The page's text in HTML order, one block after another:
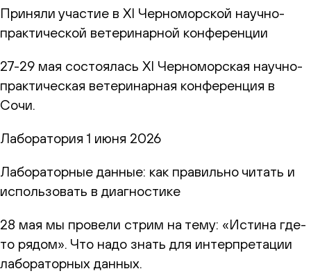
Приняли участие в XI Черноморской научно-
практической ветеринарной конференции
27-29 мая состоялась XI Черноморская научно-
практическая ветеринарная конференция в
Сочи.
Лаборатория 1 июня 2026
Лабораторные данные: как правильно читать и
использовать в диагностике
28 мая мы провели стрим на тему: «Истина где-
то рядом». Что надо знать для интерпретации
лабораторных данных.